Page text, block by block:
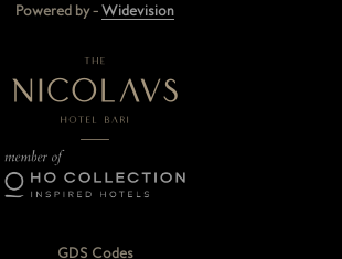
Powered by - Widevision
GDS Codes